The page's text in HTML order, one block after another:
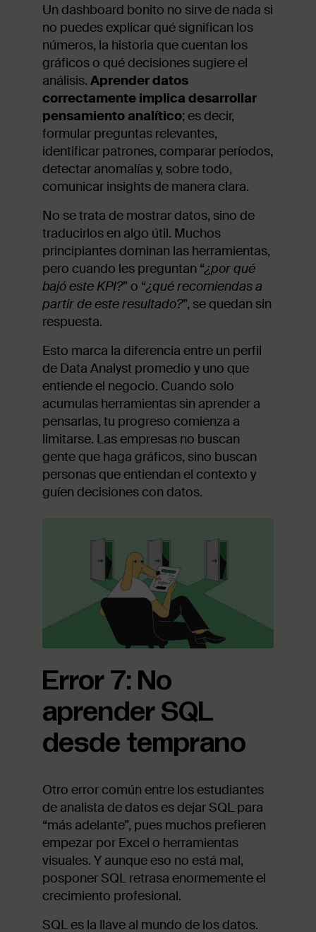
Un dashboard bonito no sirve de nada si
no puedes explicar qué significan los
números, la historia que cuentan los
gráficos o qué decisiones sugiere el
análisis. Aprender datos
correctamente implica desarrollar
pensamiento analítico; es decir,
formular preguntas relevantes,
identificar patrones, comparar períodos,
detectar anomalías y, sobre todo,
comunicar insights de manera clara.
No se trata de mostrar datos, sino de
traducirlos en algo útil. Muchos
principiantes dominan las herramientas,
pero cuando les preguntan “¿por qué
bajó este KPI?” o “¿qué recomiendas a
partir de este resultado?”, se quedan sin
respuesta.
Esto marca la diferencia entre un perfil
de Data Analyst promedio y uno que
entiende el negocio. Cuando solo
acumulas herramientas sin aprender a
pensarlas, tu progreso comienza a
limitarse. Las empresas no buscan
gente que haga gráficos, sino buscan
personas que entiendan el contexto y
guíen decisiones con datos.
Error 7: No
aprender SQL
desde temprano
Otro error común entre los estudiantes
de analista de datos es dejar SQL para
“más adelante”, pues muchos prefieren
empezar por Excel o herramientas
visuales. Y aunque eso no está mal,
posponer SQL retrasa enormemente el
crecimiento profesional.
SQL es la llave al mundo de los datos.